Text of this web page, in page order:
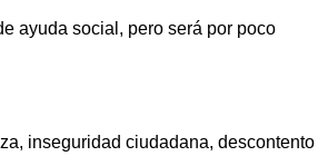
ayuda social, pero será por poco
inseguridad ciudadana, descontento